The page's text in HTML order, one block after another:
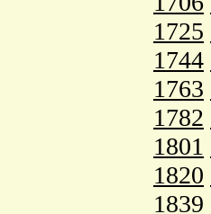
1725
1744
1763
1782
1801
1820
1839